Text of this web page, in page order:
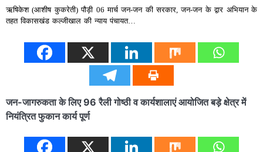
ऋषिकेश (आशीष कुकरेती) पौड़ी 06 मार्च जन-जन की सरकार, जन-जन के द्वार अभियान के
तहत विकासखंड कल्जीखाल की न्याय पंचायत…
जन-जागरुकता के लिए 96 रैली गोष्ठी व कार्यशालाएं आयोजित बड़े क्षेत्र में
नियंत्रित फुकान कार्य पूर्ण